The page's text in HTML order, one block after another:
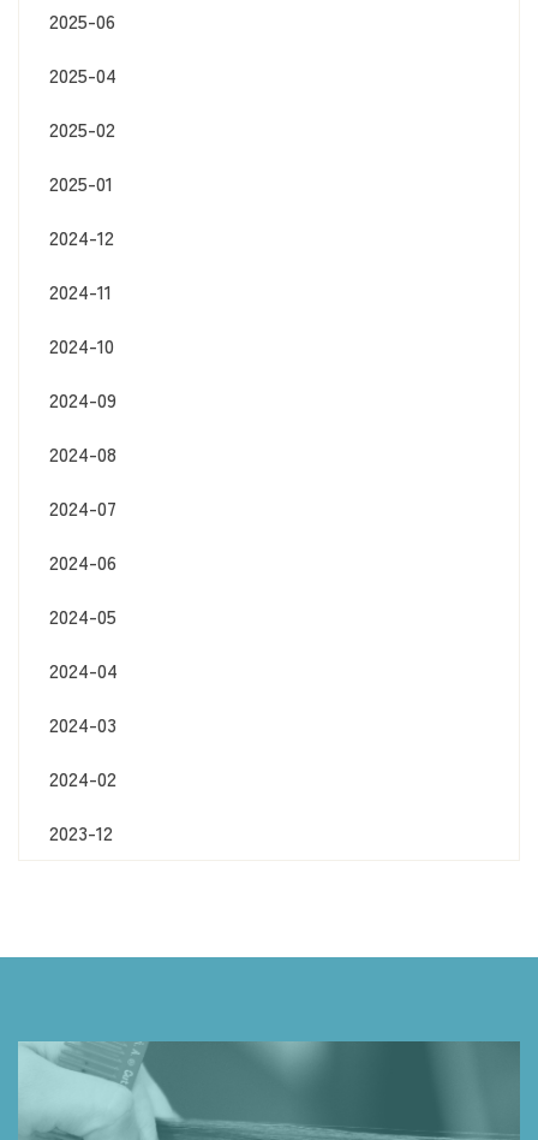
2025-06
2025-04
2025-02
2025-01
2024-12
2024-11
2024-10
2024-09
2024-08
2024-07
2024-06
2024-05
2024-04
2024-03
2024-02
2023-12